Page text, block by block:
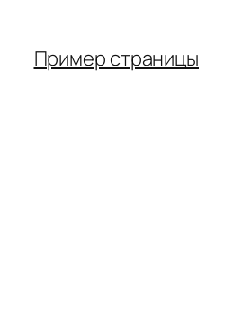
Пример страницы